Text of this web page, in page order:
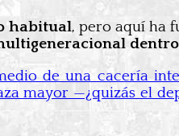
habitual, pero aquí ha
de una cacería
mayor —¿quizás el